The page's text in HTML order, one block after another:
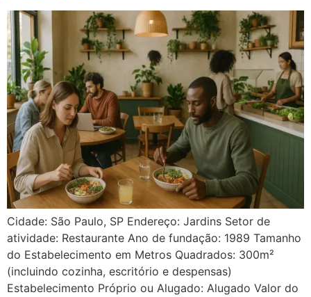
Cidade: São Paulo, SP Endereço: Jardins Setor de
atividade: Restaurante Ano de fundação: 1989 Tamanho
do Estabelecimento em Metros Quadrados: 300m²
(incluindo cozinha, escritório e despensas)
Estabelecimento Próprio ou Alugado: Alugado Valor do